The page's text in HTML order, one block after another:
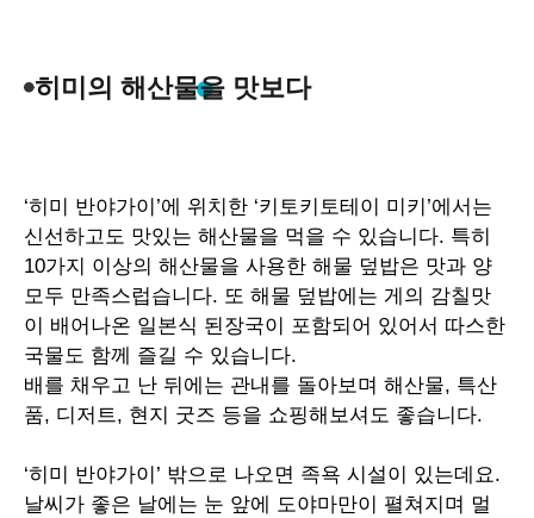
히미의 해산물을 맛보다
‘히미 반야가이 ’에 위치한 ‘키토키토테이 미키 ’에서는
신선하고도 맛있는 해산물을 먹을 수 있습니다. 특히
10가지 이상의 해산물을 사용한 해물 덮밥은 맛과 양
모두 만족스럽습니다. 또 해물 덮밥에는 게의 감칠맛
이 배어나온 일본식 된장국이 포함되어 있어서 따스한
국물도 함께 즐길 수 있습니다.
배를 채우고 난 뒤에는 관내를 돌아보며 해산물, 특산
품, 디저트, 현지 굿즈 등을 쇼핑해보셔도 좋습니다.
‘히미 반야가이 ’ 밖으로 나오면 족욕 시설이 있는데요.
날씨가 좋은 날에는 눈 앞에 도야마만이 펼쳐지며 멀